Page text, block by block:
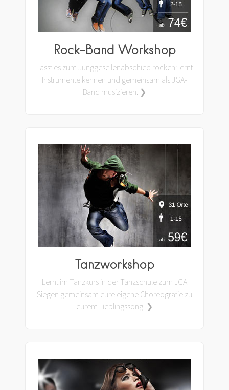
Rock-Band Workshop
Lasst es zum Junggesellenabschied rocken: lernt
Instrumente kennen und gemeinsam als JGA-
Band musizieren. ❯
Tanzworkshop
Lernt im Tanzkurs in der Tanzschule zum JGA
Siegen gemeinsam eure eigene Choreografie zu
eurem Lieblingssong. ❯